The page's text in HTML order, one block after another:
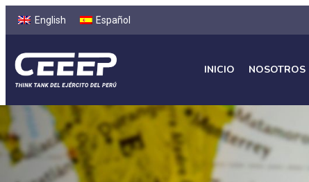
English Español
INICIO NOSOTROS